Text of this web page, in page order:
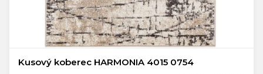
Kusový koberec HARMONIA 4015 0754